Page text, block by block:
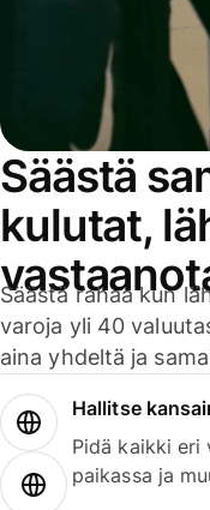
Säästä
kulutat,
Säästä rahaa kun
varoja yli 40
aina yhdeltä ja
Hallitse
Pidä kaikki eri
paikassa ja